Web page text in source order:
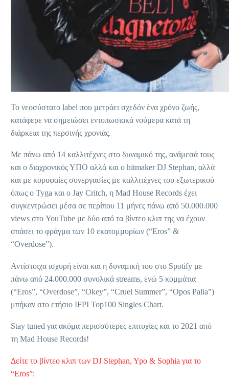
Το νεοσύστατο label που μετράει σχεδόν ένα χρόνο ζωής,
κατάφερε να σημειώσει εντυπωσιακά νούμερα κατά τη
διάρκεια της περσινής χρονιάς.
Με πάνω από 14 καλλιτέχνες στο δυναμικό της, ανάμεσά τους
και ο διαχρονικός ΥΠΟ αλλά και ο hitmaker DJ Stephan, αλλά
και με κορυφαίες συνεργασίες με καλλιτέχνες του εξωτερικού
όπως ο Tyga και ο Jay Critch, η Mad House Records έχει
συγκεντρώσει μέσα σε περίπου 11 μήνες πάνω από 50.000.000
views στο YouTube με δύο από τα βίντεο κλιπ της να έχουν
σπάσει το φράγμα των 10 εκατομμυρίων (“Eros” &
“Overdose”).
Αντίστοιχα ισχυρή είναι και η δυναμική του στο Spotify με
πάνω από 24.000.000 συνολικά streams, ενώ 5 κομμάτια
(“Eros”, “Overdose”, “Okey”, “Cruel Summer”, “Opos Palia”)
μπήκαν στο ετήσιο IFPI Top100 Singles Chart.
Stay tuned για ακόμα περισσότερες επιτυχίες και το 2021 από
τη Mad House Records!
Δείτε το βίντεο κλιπ των DJ Stephan, Ypo & Sophia για το
“Eros”: